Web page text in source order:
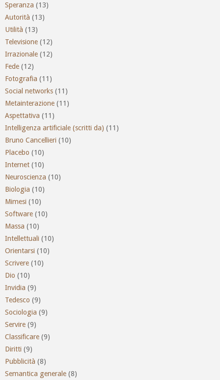
Speranza (13)
Autorità (13)
Utilità (13)
Televisione (12)
Irrazionale (12)
Fede (12)
Fotografia (11)
Social networks (11)
Metainterazione (11)
Aspettativa (11)
Intelligenza artificiale (scritti da) (11)
Bruno Cancellieri (10)
Placebo (10)
Internet (10)
Neuroscienza (10)
Biologia (10)
Mimesi (10)
Software (10)
Massa (10)
Intellettuali (10)
Orientarsi (10)
Scrivere (10)
Dio (10)
Invidia (9)
Tedesco (9)
Sociologia (9)
Servire (9)
Classificare (9)
Diritti (9)
Pubblicità (8)
Semantica generale (8)